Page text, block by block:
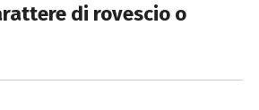
di rovescio o